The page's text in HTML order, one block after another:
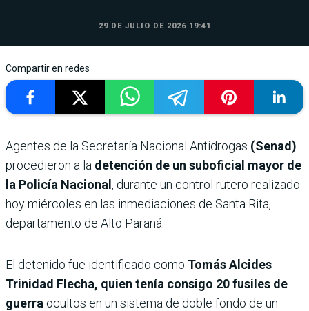
29 DE JULIO DE 2026 19:41
Compartir en redes
Agentes de la Secretaría Nacional Antidrogas (Senad)
procedieron a la detención de un suboficial mayor de
la Policía Nacional , durante un control rutero realizado
hoy miércoles en las inmediaciones de Santa Rita,
departamento de Alto Paraná.
El detenido fue identificado como Tomás Alcides
Trinidad Flecha, quien tenía consigo 20 fusiles de
guerra ocultos en un sistema de doble fondo de un